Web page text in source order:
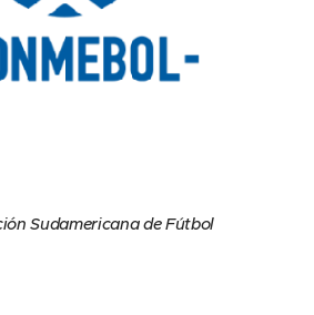
Sudamericana de Fútbol